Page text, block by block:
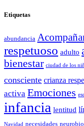
Etiquetas
abundancia
respetuoso adulto
bienestar ciudad de los
consciente crianza
activa Emociones
infancia lentitud
Navidad necesidades